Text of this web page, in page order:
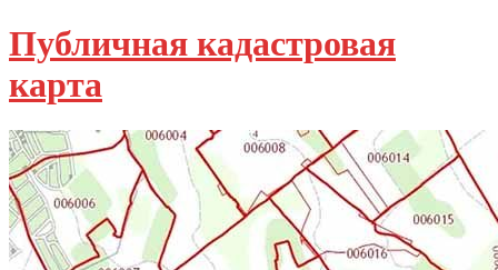
Публичная кадастровая
карта